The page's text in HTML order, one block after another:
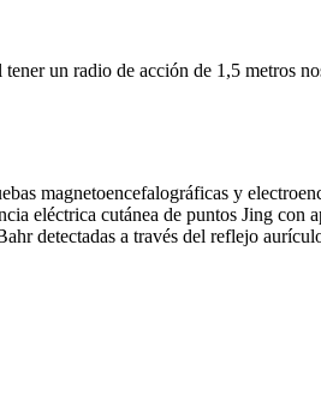
un radio de acción de 1,5 metros
magnetoencefalográficas y
eléctrica cutánea de puntos Jing
detectadas a través del reflejo